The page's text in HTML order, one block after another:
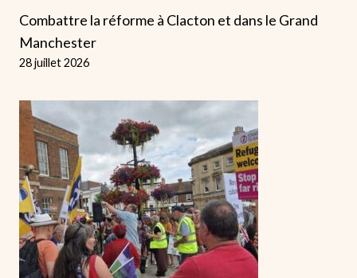
Combattre la réforme à Clacton et dans le Grand
Manchester
28 juillet 2026